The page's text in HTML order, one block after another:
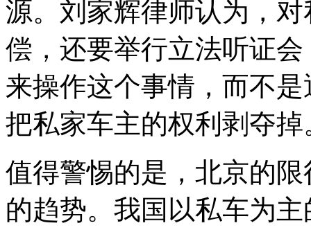
源。刘家辉律师认为，
偿，还要举行立法听证
来操作这个事情，而不
把私家车主的权利剥夺掉
值得警惕的是，北京的
的趋势。我国以私车为